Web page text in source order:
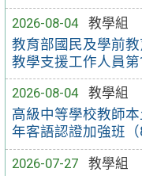
2026-08-04
教學組
教育部國民及學前
教學支援工作人員
2026-08-04
教學組
高級中等學校教師
年客語認證加強班（
2026-07-27
教學組